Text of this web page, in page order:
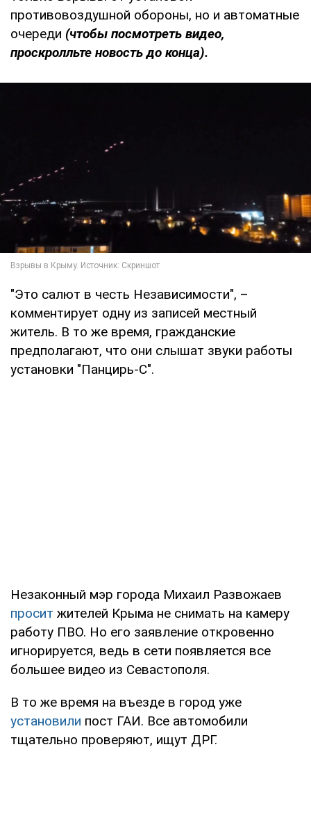
противовоздушной обороны, но и автоматные
очереди (чтобы посмотреть видео,
проскролльте новость до конца).
"Это салют в честь Независимости", –
комментирует одну из записей местный
житель. В то же время, гражданские
предполагают, что они слышат звуки работы
установки "Панцирь-С".
Незаконный мэр города Михаил Развожаев
просит жителей Крыма не снимать на камеру
работу ПВО. Но его заявление откровенно
игнорируется, ведь в сети появляется все
большее видео из Севастополя.
В то же время на въезде в город уже
установили пост ГАИ. Все автомобили
тщательно проверяют, ищут ДРГ.